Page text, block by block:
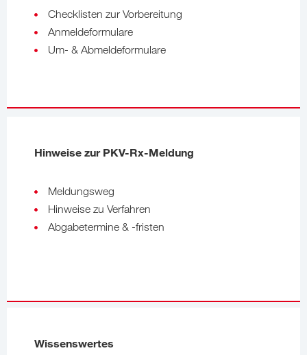
Checklisten zur Vorbereitung
Anmeldeformulare
Um- & Abmeldeformulare
Hinweise zur PKV-Rx-Meldung
Meldungsweg
Hinweise zu Verfahren
Abgabetermine & -fristen
Wissenswertes